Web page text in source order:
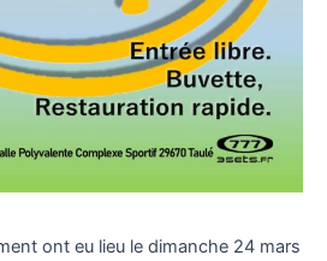
ont eu lieu le dimanche 24 mars